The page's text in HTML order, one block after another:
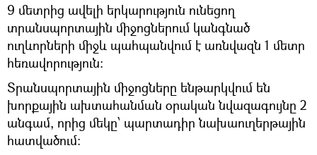
9 մետրից ավելի երկարություն ունեցող
տրանսպորտային միջոցներում կանգնած
ուղևորների միջև պահպանվում է առնվազն 1 մետր
հեռավորություն։
Տրանսպորտային միջոցները ենթարկվում են
խորքային ախտահանման օրական նվազագույնը 2
անգամ, որից մեկը՝ պարտադիր նախաուղերթային
հատվածում: